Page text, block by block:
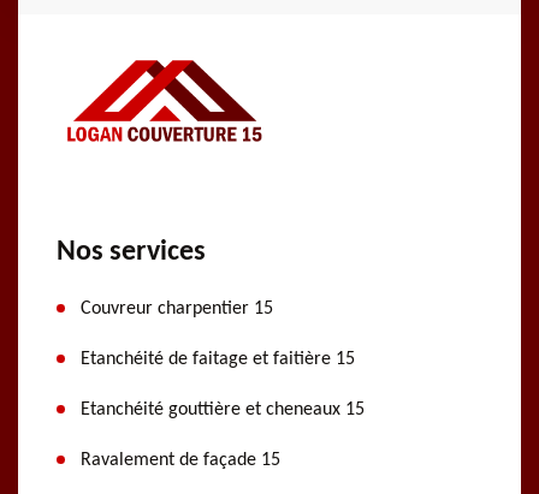
Nos services
Couvreur charpentier 15
Etanchéité de faitage et faitière 15
Etanchéité gouttière et cheneaux 15
Ravalement de façade 15